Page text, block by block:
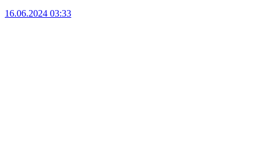
16.06.2024 03:33